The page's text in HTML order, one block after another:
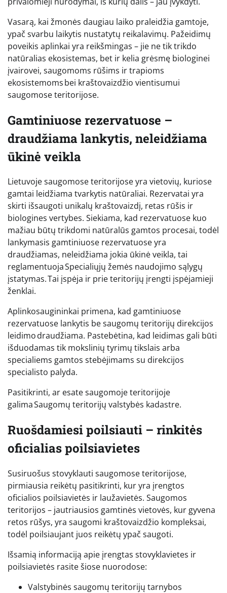
Vasarą, kai žmonės daugiau laiko praleidžia gamtoje,
ypač svarbu laikytis nustatytų reikalavimų. Pažeidimų
poveikis aplinkai yra reikšmingas – jie ne tik trikdo
natūralias ekosistemas, bet ir kelia grėsmę biologinei
įvairovei, saugomoms rūšims ir trapioms
ekosistemoms bei kraštovaizdžio vientisumui
saugomose teritorijose.
Gamtiniuose rezervatuose –
draudžiama lankytis, neleidžiama
ūkinė veikla
Lietuvoje saugomose teritorijose yra vietovių, kuriose
gamtai leidžiama tvarkytis natūraliai. Rezervatai yra
skirti išsaugoti unikalų kraštovaizdį, retas rūšis ir
biologines vertybes. Siekiama, kad rezervatuose kuo
mažiau būtų trikdomi natūralūs gamtos procesai, todėl
lankymasis gamtiniuose rezervatuose yra
draudžiamas, neleidžiama jokia ūkinė veikla, tai
reglamentuoja Specialiųjų žemės naudojimo sąlygų
įstatymas. Tai įspėja ir prie teritorijų įrengti įspėjamieji
ženklai.
Aplinkosaugininkai primena, kad gamtiniuose
rezervatuose lankytis be saugomų teritorijų direkcijos
leidimo draudžiama. Pastebėtina, kad leidimas gali būti
išduodamas tik mokslinių tyrimų tikslais arba
specialiems gamtos stebėjimams su direkcijos
specialisto palyda.
Pasitikrinti, ar esate saugomoje teritorijoje
galima Saugomų teritorijų valstybės kadastre.
Ruošdamiesi poilsiauti – rinkitės
oficialias poilsiavietes
Susiruošus stovyklauti saugomose teritorijose,
pirmiausia reikėtų pasitikrinti, kur yra įrengtos
oficialios poilsiavietės ir laužavietės. Saugomos
teritorijos – jautriausios gamtinės vietovės, kur gyvena
retos rūšys, yra saugomi kraštovaizdžio kompleksai,
todėl poilsiaujant juos reikėtų ypač saugoti.
Išsamią informaciją apie įrengtas stovyklavietes ir
poilsiavietės rasite šiose nuorodose:
Valstybinės saugomų teritorijų tarnybos